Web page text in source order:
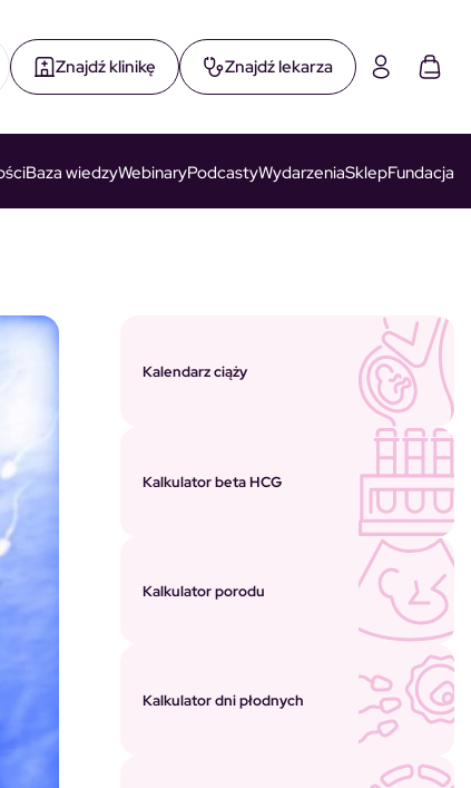
Znajdź klinikę Znajdź lekarza
Baza wiedzyWebinaryPodcastyWydarzeniaSklepFundacja
Kalendarz ciąży
Kalkulator beta HCG
Kalkulator porodu
Kalkulator dni płodnych